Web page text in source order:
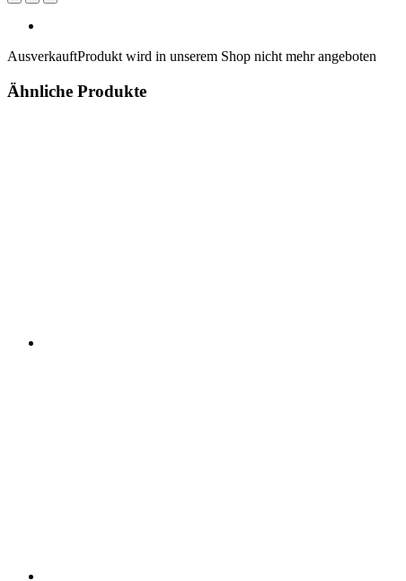
AusverkauftProdukt wird in unserem Shop nicht mehr angeboten
Ähnliche Produkte